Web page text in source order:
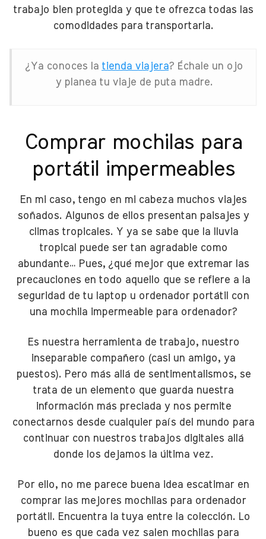
trabajo bien protegida y que te ofrezca todas las
comodidades para transportarla.
¿Ya conoces la tienda viajera? Échale un ojo
y planea tu viaje de puta madre.
Comprar mochilas para
portátil impermeables
En mi caso, tengo en mi cabeza muchos viajes
soñados. Algunos de ellos presentan paisajes y
climas tropicales. Y ya se sabe que la lluvia
tropical puede ser tan agradable como
abundante… Pues, ¿qué mejor que extremar las
precauciones en todo aquello que se refiere a la
seguridad de tu laptop u ordenador portátil con
una mochila impermeable para ordenador?
Es nuestra herramienta de trabajo, nuestro
inseparable compañero (casi un amigo, ya
puestos). Pero más allá de sentimentalismos, se
trata de un elemento que guarda nuestra
información más preciada y nos permite
conectarnos desde cualquier país del mundo para
continuar con nuestros trabajos digitales allá
donde los dejamos la última vez.
Por ello, no me parece buena idea escatimar en
comprar las mejores mochilas para ordenador
portátil. Encuentra la tuya entre la colección. Lo
bueno es que cada vez salen mochilas para